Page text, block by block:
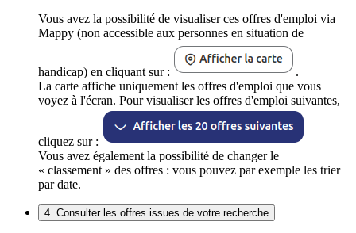
Vous avez la possibilité de visualiser ces offres d'emploi via
Mappy (non accessible aux personnes en situation de
handicap) en cliquant sur :
.
La carte affiche uniquement les offres d'emploi que vous
voyez à l'écran. Pour visualiser les offres d'emploi suivantes,
cliquez sur :
Vous avez également la possibilité de changer le
« classement » des offres : vous pouvez par exemple les trier
par date.
4. Consulter les offres issues de votre recherche